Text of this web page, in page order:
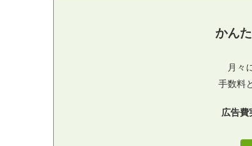
かん
月々
手数料
広告費